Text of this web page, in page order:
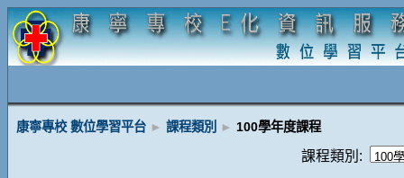
康寧專校 數位學習平台 ► 課程類別 ► 100學年度課程
課程類別: